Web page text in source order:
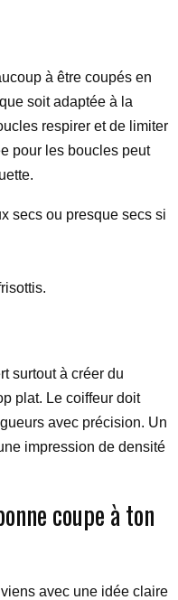
à être coupés en
soit adaptée à la
respirer et de limiter
pour les boucles peut
secs ou presque secs si
surtout à créer du
plat. Le coiffeur doit
avec précision. Un
impression de densité
coupe à ton
avec une idée claire